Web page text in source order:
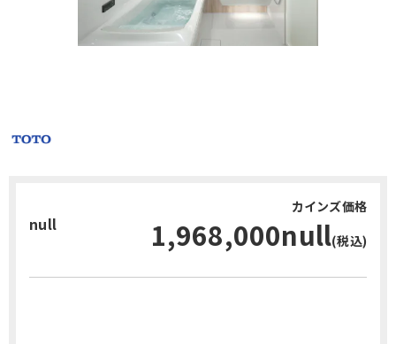
null
カインズ価格
1,968,000null(税込)